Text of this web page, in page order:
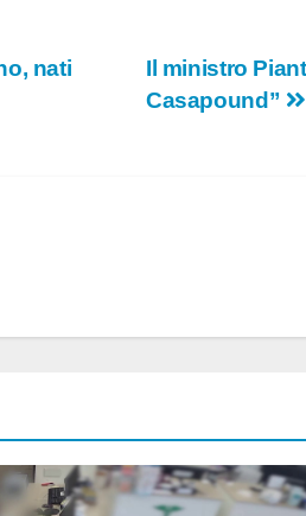
Il ministro
Casapound”
nati